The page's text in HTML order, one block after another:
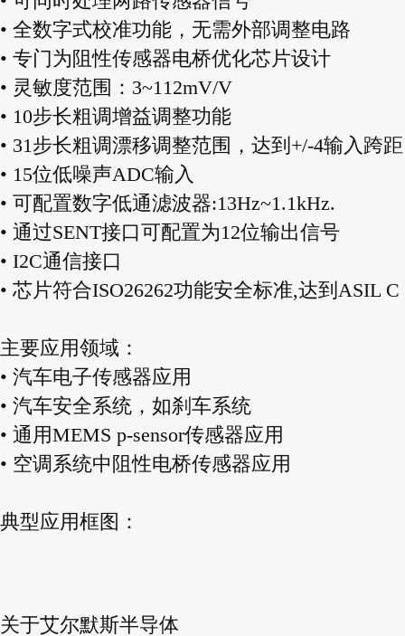
• 全数字式校准功能，无需外部调整电路
• 专门为阻性传感器电桥优化芯片设计
• 灵敏度范围：3~112mV/V
• 10步长粗调增益调整功能
• 31步长粗调漂移调整范围，达到+/-4输入跨距
• 15位低噪声ADC输入
• 可配置数字低通滤波器:13Hz~1.1kHz.
• 通过SENT接口可配置为12位输出信号
• I2C通信接口
• 芯片符合ISO26262功能安全标准,达到ASIL C
主要应用领域：
• 汽车电子传感器应用
• 汽车安全系统，如刹车系统
• 通用MEMS p-sensor传感器应用
• 空调系统中阻性电桥传感器应用
典型应用框图：
关于艾尔默斯半导体